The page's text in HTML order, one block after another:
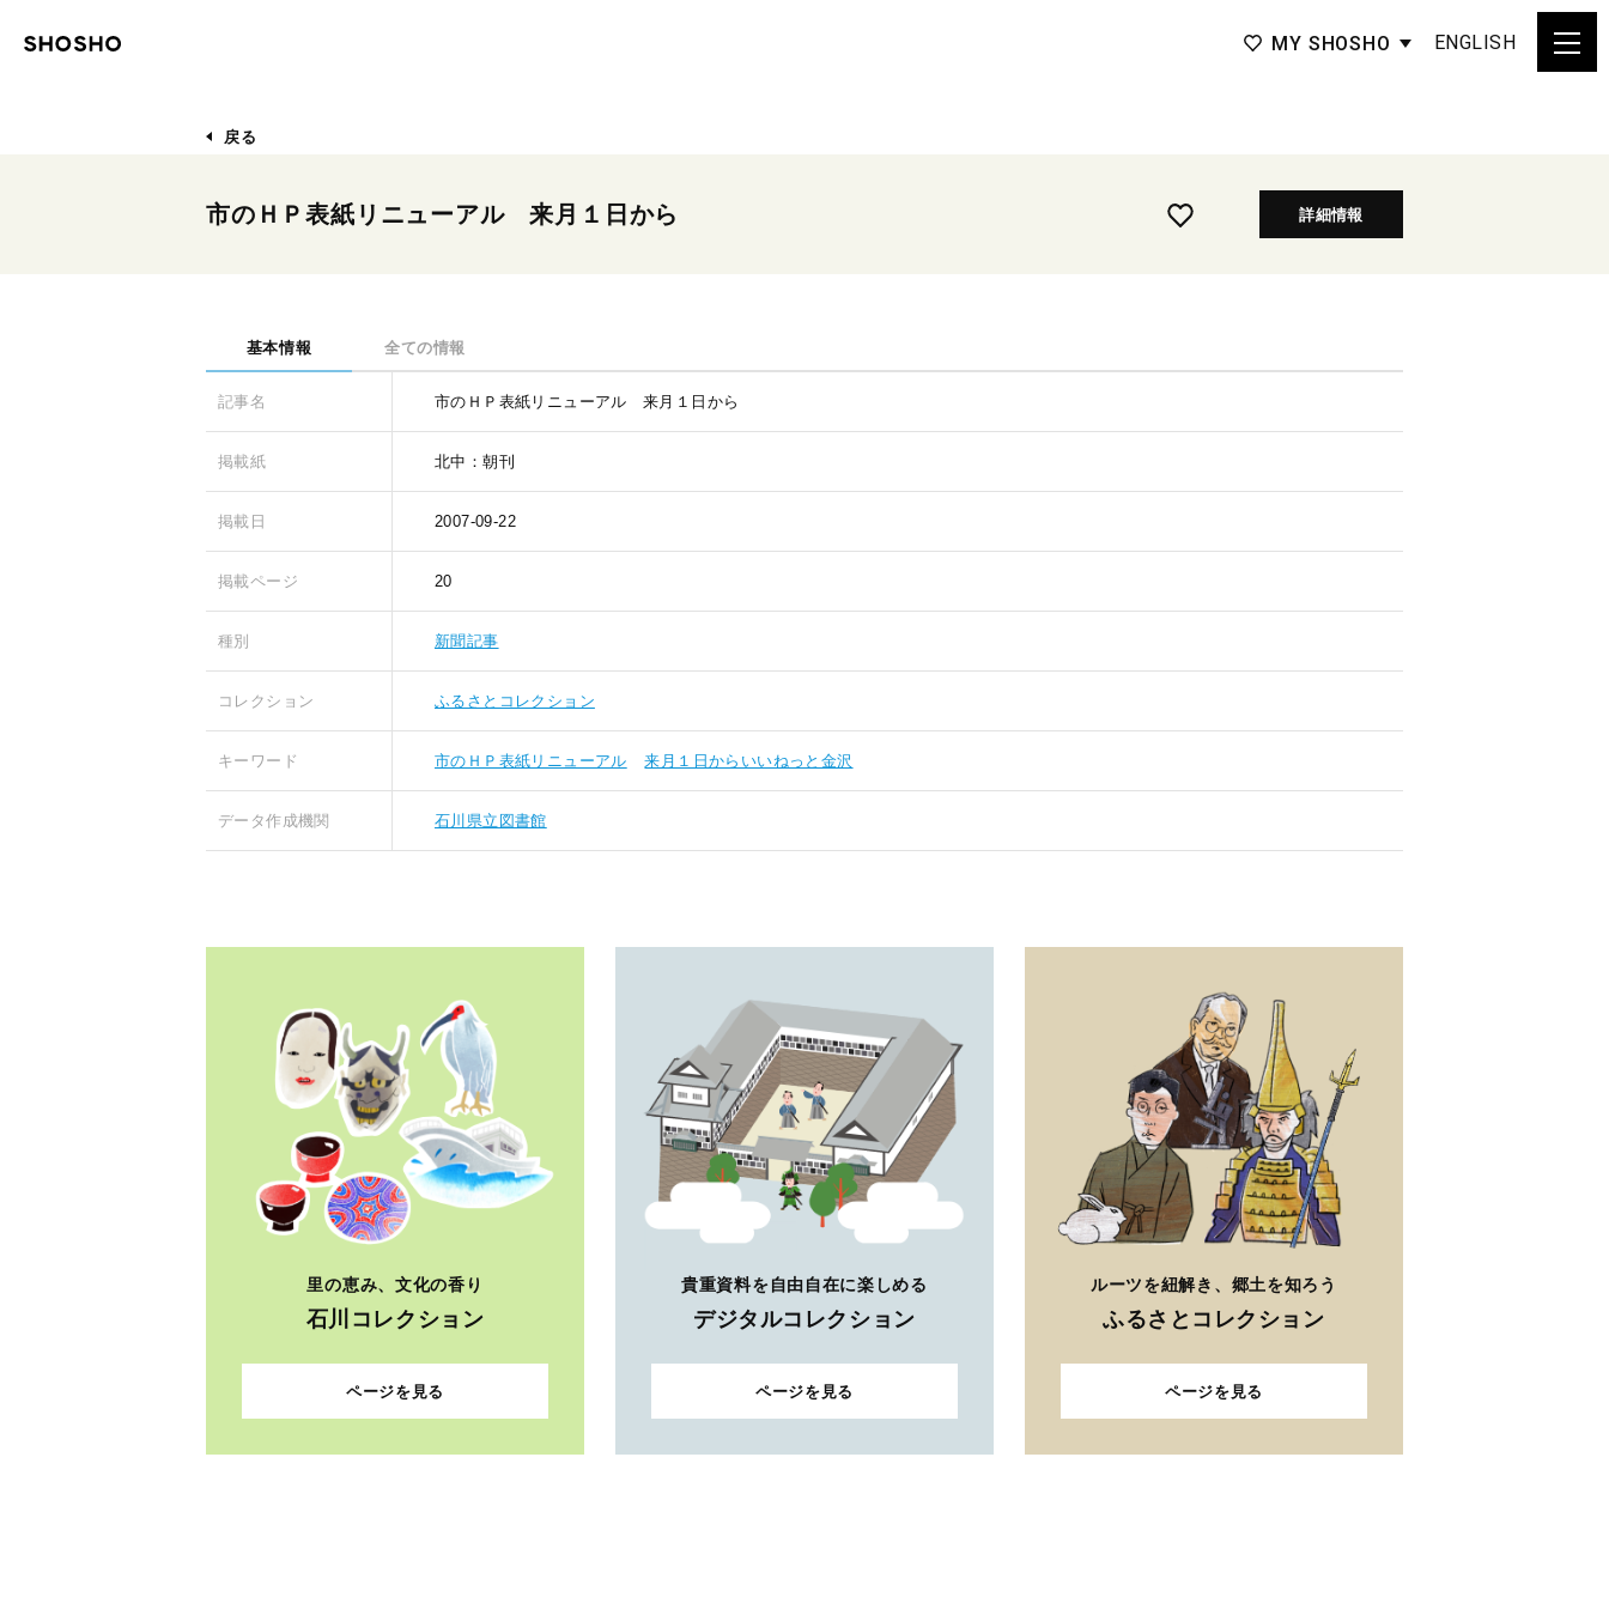
MY SHOSHO ENGLISH
戻る
市のＨＰ表紙リニューアル 来月１日から 詳細情報
基本情報 全ての情報
記事名 市のＨＰ表紙リニューアル 来月１日から
掲載紙 北中：朝刊
掲載日 2007-09-22
掲載ページ 20
種別 新聞記事
コレクション ふるさとコレクション
キーワード 市のＨＰ表紙リニューアル 来月１日からいいねっと金沢
データ作成機関 石川県立図書館
里の恵み、文化の香り
石川コレクション
ページを見る
貴重資料を自由自在に楽しめる
デジタルコレクション
ページを見る
ルーツを紐解き、郷土を知ろう
ふるさとコレクション
ページを見る